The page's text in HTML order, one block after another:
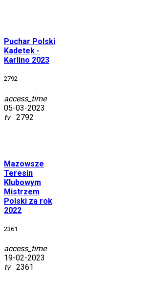
Puchar Polski
Kadetek -
Karlino 2023
2792
access_time
05-03-2023
tv2792
Mazowsze
Teresin
Klubowym
Mistrzem
Polski za rok
2022
2361
access_time
19-02-2023
tv2361